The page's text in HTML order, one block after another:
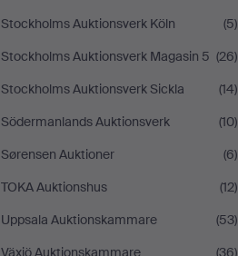
Stockholms Auktionsverk Köln
(5)
Stockholms Auktionsverk Magasin 5 (26)
Stockholms Auktionsverk Sickla
(14)
Södermanlands Auktionsverk
(10)
Sørensen Auktioner
(6)
TOKA Auktionshus
(12)
Uppsala Auktionskammare
(53)
Växjö Auktionskammare
(36)